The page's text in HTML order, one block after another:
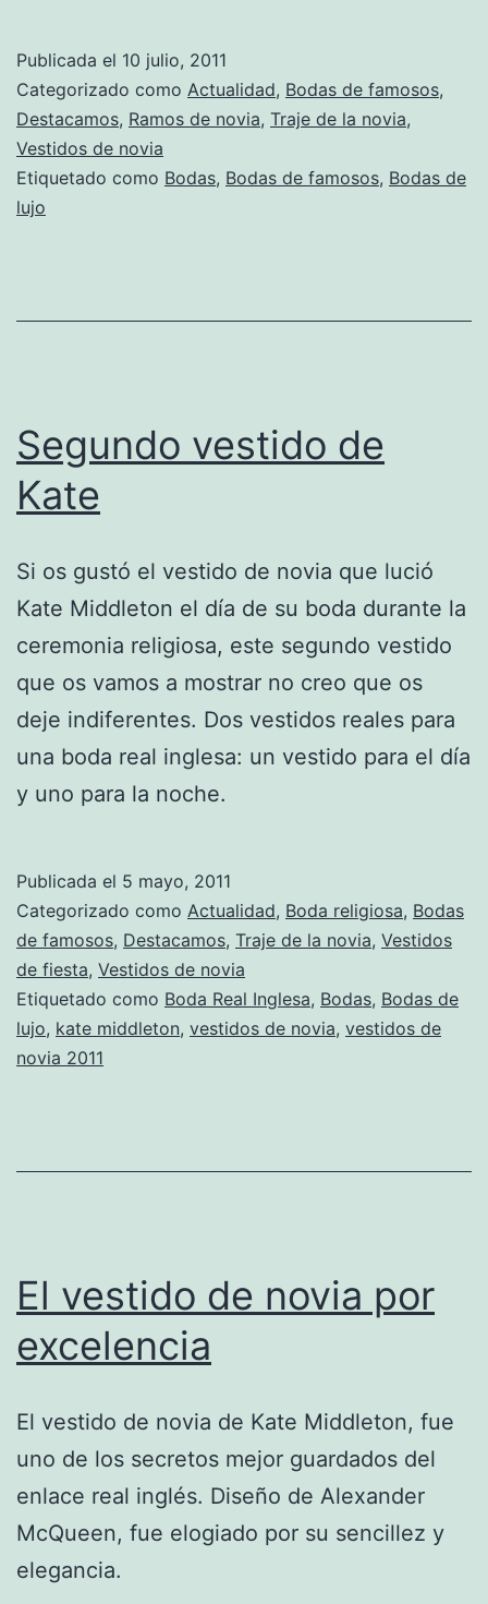
Publicada el 10 julio, 2011
Categorizado como Actualidad, Bodas de famosos,
Destacamos, Ramos de novia, Traje de la novia,
Vestidos de novia
Etiquetado como Bodas, Bodas de famosos, Bodas de
lujo
Segundo vestido de
Kate
Si os gustó el vestido de novia que lució
Kate Middleton el día de su boda durante la
ceremonia religiosa, este segundo vestido
que os vamos a mostrar no creo que os
deje indiferentes. Dos vestidos reales para
una boda real inglesa: un vestido para el día
y uno para la noche.
Publicada el 5 mayo, 2011
Categorizado como Actualidad, Boda religiosa, Bodas
de famosos, Destacamos, Traje de la novia, Vestidos
de fiesta, Vestidos de novia
Etiquetado como Boda Real Inglesa, Bodas, Bodas de
lujo, kate middleton, vestidos de novia, vestidos de
novia 2011
El vestido de novia por
excelencia
El vestido de novia de Kate Middleton, fue
uno de los secretos mejor guardados del
enlace real inglés. Diseño de Alexander
McQueen, fue elogiado por su sencillez y
elegancia.